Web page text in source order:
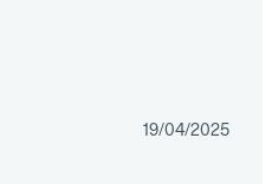
19/04/2025